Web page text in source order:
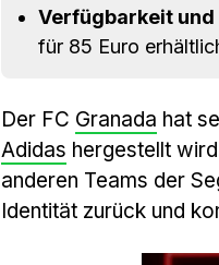
Verfügbarkeit und
für 85 Euro
Der FC Granada hat
Adidas hergestellt
anderen Teams der
Identität zurück und